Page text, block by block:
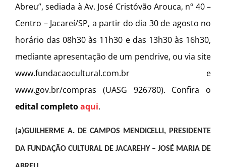
Abreu”, sediada à Av. José Cristóvão Arouca, nº 40 –
Centro – Jacareí/SP, a partir do dia 30 de agosto no
horário das 08h30 às 11h30 e das 13h30 às 16h30,
mediante apresentação de um pendrive, ou via site
www.fundacaocultural.com.br e
www.gov.br/compras (UASG 926780). Confira o
edital completoaqui.
(a)GUILHERME A. DE CAMPOS MENDICELLI, PRESIDENTE
DA FUNDAÇÃO CULTURAL DE JACAREHY – JOSÉ MARIA DE